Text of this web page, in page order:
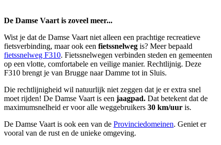
De Damse Vaart is zoveel meer...
Wist je dat de Damse Vaart niet alleen een prachtige recreatieve
fietsverbinding, maar ook een fietssnelweg is? Meer bepaald
fietssnelweg F310. Fietssnelwegen verbinden steden en gemeenten
op een vlotte, comfortabele en veilige manier. Rechtlijnig. Deze
F310 brengt je van Brugge naar Damme tot in Sluis.
Die rechtlijnigheid wil natuurlijk niet zeggen dat je er extra snel
moet rijden! De Damse Vaart is een jaagpad. Dat betekent dat de
maximumsnelheid er voor alle weggebruikers 30 km/uur is.
De Damse Vaart is ook een van de Provinciedomeinen. Geniet er
vooral van de rust en de unieke omgeving.